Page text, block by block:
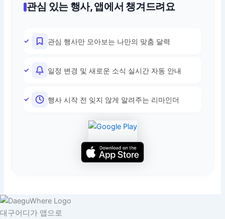
관심 있는 행사, 앱에서 챙겨드려요
관심 행사만 모아보는 나만의 맞춤 달력
일정 변경 및 새로운 소식 실시간 자동 안내
행사 시작 전 잊지 않게 알려주는 리마인더
대구어디가 앱으로